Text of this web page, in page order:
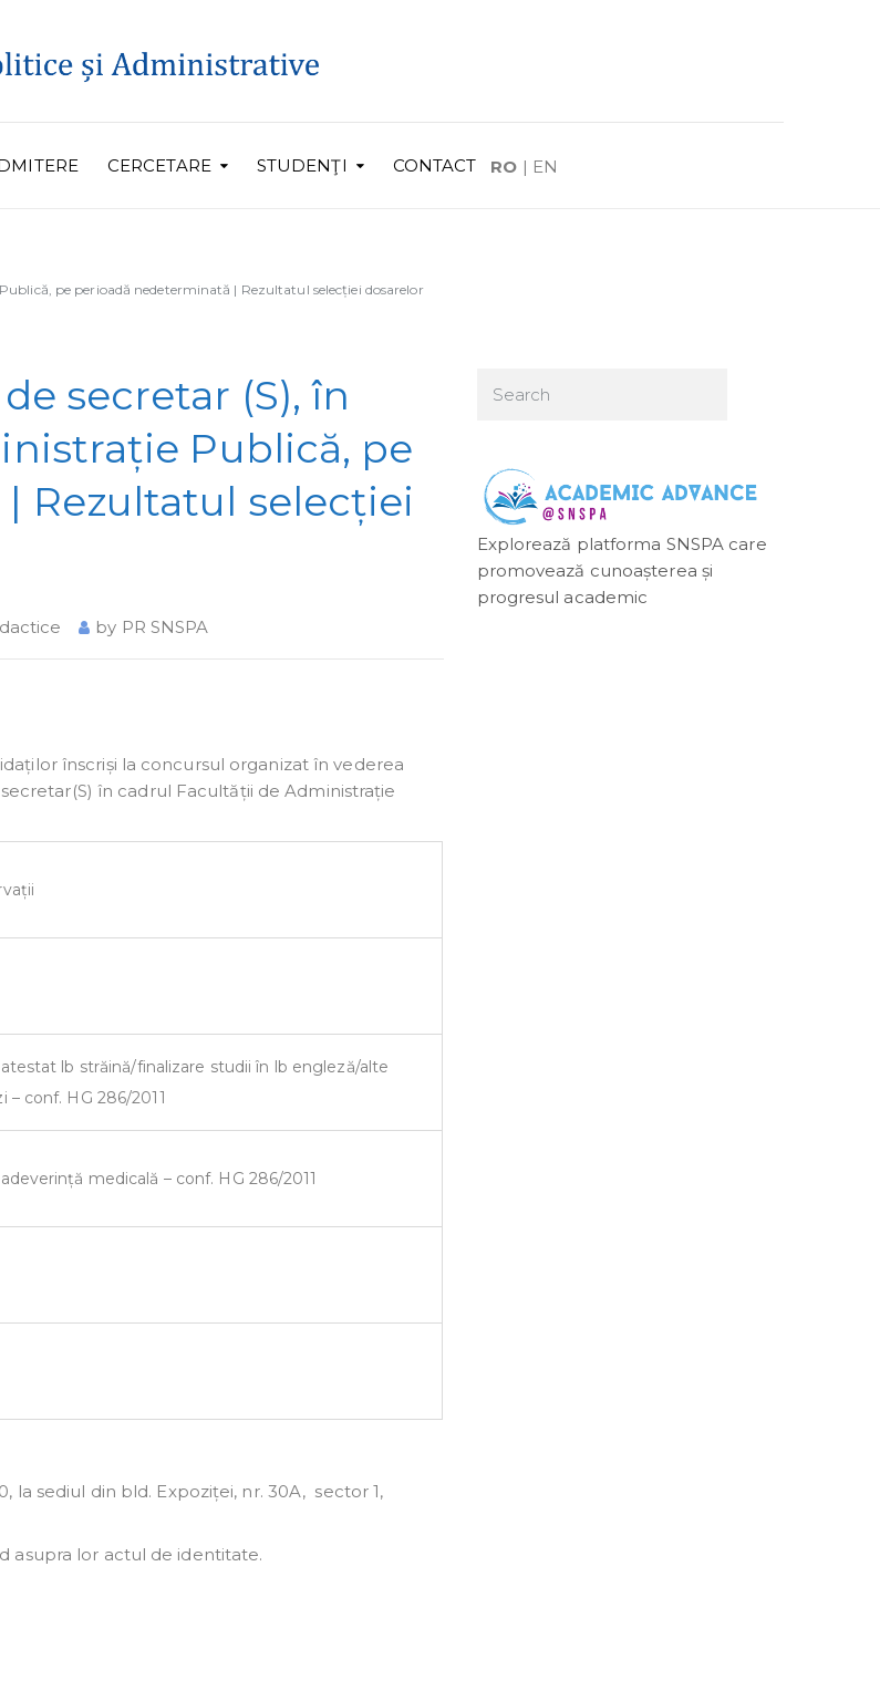
CERCETARE STUDENŢI CONTACT RO | EN
pe perioadă nedeterminată | Rezultatul selecției dosarelor
secretar (S), în
Publică, pe
Rezultatul selecției
by PR SNSPA
înscriși la concursul organizat în vederea
în cadrul Facultății de Administrație
atestat lb străină/finalizare studii în lb engleză/alte
– conf. HG 286/2011
medicală – conf. HG 286/2011
la sediul din bld. Expoziței, nr. 30A, sector 1,
asupra lor actul de identitate.
Explorează platforma SNSPA care
promovează cunoașterea și
progresul academic